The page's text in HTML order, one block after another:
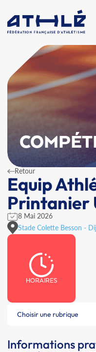
Retour
Equip
Printanier
8 Mai 2026
Stade Colette Besson -
HORAIRES
Choisir une rubrique
Informations